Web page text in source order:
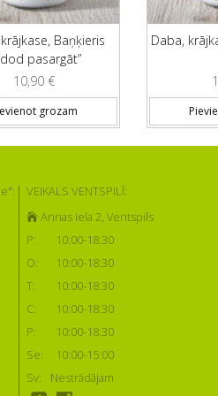
Baņķieris
pasargāt”
10,90 €
grozam
Daba,
VEIKALS VENTSPILĪ:
Annas iela 2, Ventspils
P:
10:00-18:30
O:
10:00-18:30
T:
10:00-18:30
C:
10:00-18:30
P:
10:00-18:30
Se:
10:00-15:00
Sv:
Nestrādājam